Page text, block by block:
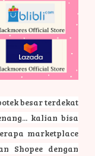
besar terdekat
kalian bisa
marketplace
Shopee dengan